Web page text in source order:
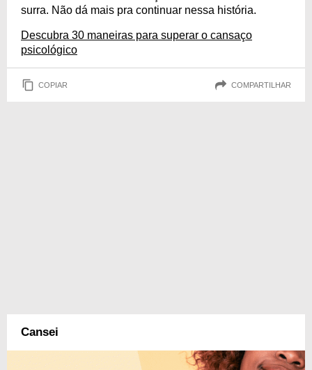
surra. Não dá mais pra continuar nessa história.
Descubra 30 maneiras para superar o cansaço
psicológico
COPIAR COMPARTILHAR
Cansei